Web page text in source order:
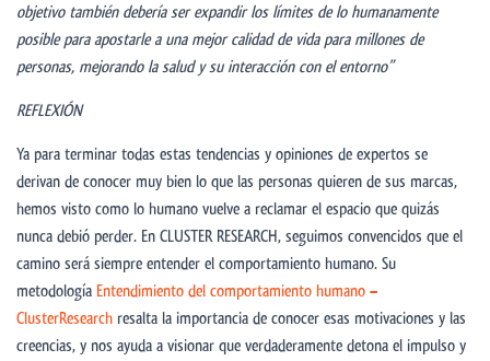
objetivo también debería ser expandir los límites de lo humanamente
posible para apostarle a una mejor calidad de vida para millones de
personas, mejorando la salud y su interacción con el entorno”
REFLEXIÓN
Ya para terminar todas estas tendencias y opiniones de expertos se
derivan de conocer muy bien lo que las personas quieren de sus marcas,
hemos visto como lo humano vuelve a reclamar el espacio que quizás
nunca debió perder. En CLUSTER RESEARCH, seguimos convencidos que el
camino será siempre entender el comportamiento humano. Su
metodología Entendimiento del comportamiento humano –
ClusterResearch resalta la importancia de conocer esas motivaciones y las
creencias, y nos ayuda a visionar que verdaderamente detona el impulso y